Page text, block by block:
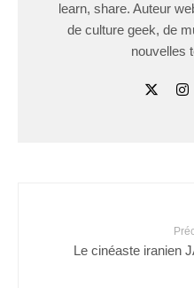
learn, share. Auteur
de culture geek, de
nouvelles
Le cinéaste iranien